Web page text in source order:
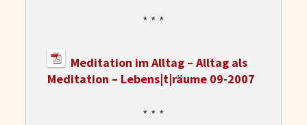
* * *
Meditation im Alltag – Alltag als
Meditation – Lebens|t|räume 09-2007
* * *